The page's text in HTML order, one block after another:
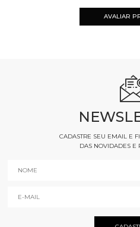
AVALIAR
CADASTRE SEU EMAIL E
DAS NOVIDADES E